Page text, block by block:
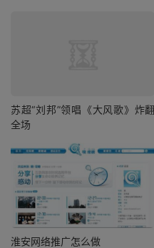
苏超“刘邦”领唱《大风歌》炸翻
全场
淮安网络推广怎么做